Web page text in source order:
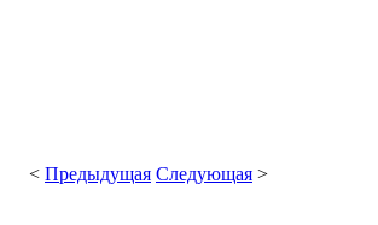
< Предыдущая Следующая >